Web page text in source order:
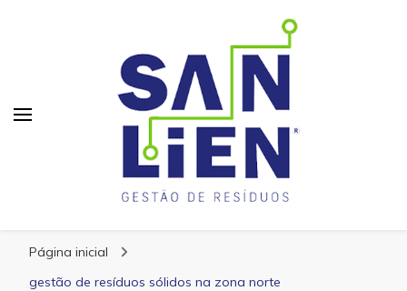
Página inicial
gestão de resíduos sólidos na zona norte